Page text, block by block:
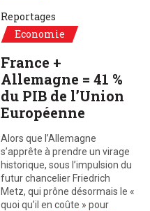
Reportages
Economie
France +
Allemagne = 41 %
du PIB de l’Union
Européenne
Alors que l’Allemagne
s’apprête à prendre un virage
historique, sous l’impulsion du
futur chancelier Friedrich
Metz, qui prône désormais le «
quoi qu’il en coûte » pour